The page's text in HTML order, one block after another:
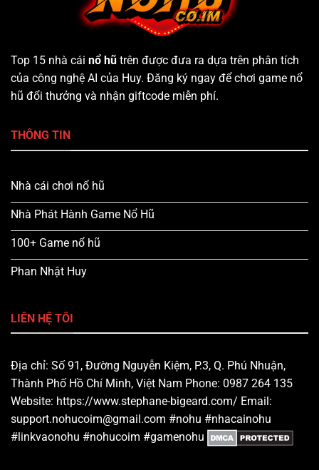
Top 15 nhà cái nổ hũ trên được đưa ra dựa trên phân tích
của công nghệ AI của Huy. Đăng ký ngay để chơi game nổ
hũ đổi thưởng và nhận giftcode miễn phí.
THÔNG TIN
Nhà cái chơi nổ hũ
Nhà Phát Hành Game Nổ Hũ
100+ Game nổ hũ
Phan Nhật Huy
LIÊN HỆ TÔI
Địa chỉ: Số 91, Đường Nguyễn Kiệm, P.3, Q. Phú Nhuận,
Thành Phố Hồ Chí Minh, Việt Nam Phone: 0987 264 135
Website: https://www.stephane-bigeard.com/ Email:
support.nohucoim@gmail.com #nohu #nhacainohu
#linkvaonohu #nohucoim #gamenohu